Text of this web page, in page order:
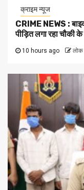
क्राइम न्यूज
CRIME NEWS :
पीड़ित लगा रहा चौकी
10 hours ago